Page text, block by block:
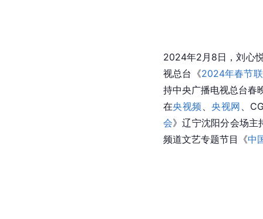
2024年2月8日，刘心
视总台《2024年春节
持中央广播电视总台春
在央视频 、央视网 、
会》辽宁沈阳分会场主
频道文艺专题节目《中